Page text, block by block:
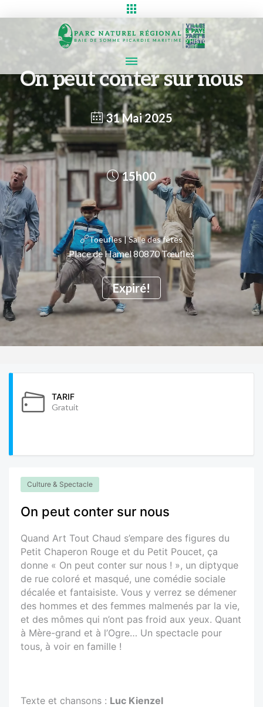
On peut conter sur nous
31 Mai 2025
Expiré!
15h00
Toeufles | Salle des fêtes
Place de Hamel 80870 Tœufles
TARIF
Gratuit
Culture & Spectacle
On peut conter sur nous
Quand Art Tout Chaud s’empare des figures du
Petit Chaperon Rouge et du Petit Poucet, ça
donne « On peut conter sur nous ! », un diptyque
de rue coloré et masqué, une comédie sociale
décalée et fantaisiste. Vous y verrez se démener
des hommes et des femmes malmenés par la vie,
et des mômes qui n’ont pas froid aux yeux. Quant
à Mère-grand et à l’Ogre… Un spectacle pour
tous, à voir en famille !
Texte et chansons : Luc Kienzel